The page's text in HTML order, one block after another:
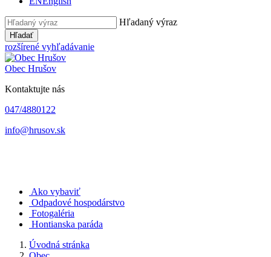
Hľadaný výraz
Hľadať
rozšírené vyhľadávanie
Obec Hrušov
Kontaktujte nás
047/4880122
info@hrusov.sk
Ako vybaviť
Odpadové hospodárstvo
Fotogaléria
Hontianska paráda
Úvodná stránka